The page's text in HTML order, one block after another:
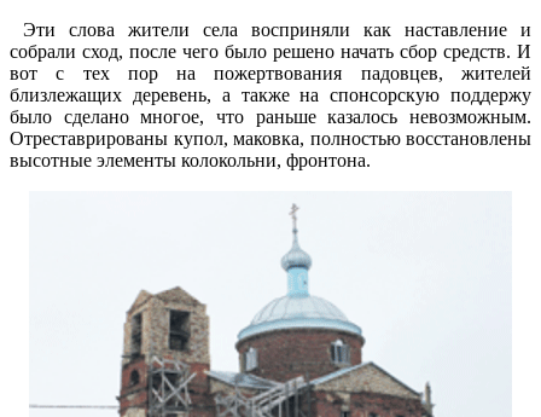
Эти слова жители села восприняли как наставление и
собрали сход, после чего было решено начать сбор средств. И
вот с тех пор на пожертвования падовцев, жителей
близлежащих деревень, а также на спонсорскую поддержу
было сделано многое, что раньше казалось невозможным.
Отреставрированы купол, маковка, полностью восстановлены
высотные элементы колокольни, фронтона.